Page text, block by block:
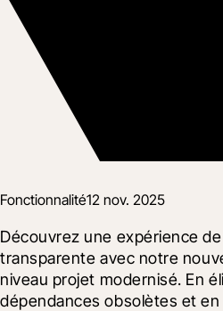
Fonctionnalité12 nov. 2025
Découvrez une expérience
transparente avec notre
niveau projet modernisé. En
dépendances obsolètes et en